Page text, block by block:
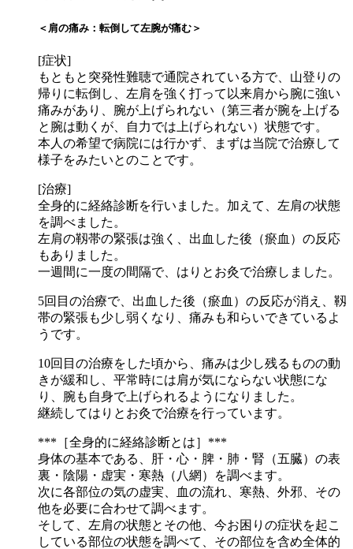
＜肩の痛み：転倒して左腕が痛む＞
[症状]
もともと突発性難聴で通院されている方で、山登りの
帰りに転倒し、左肩を強く打って以来肩から腕に強い
痛みがあり、腕が上げられない（第三者が腕を上げる
と腕は動くが、自力では上げられない）状態です。
本人の希望で病院には行かず、まずは当院で治療して
様子をみたいとのことです。
[治療]
全身的に経絡診断を行いました。加えて、左肩の状態
を調べました。
左肩の靱帯の緊張は強く、出血した後（瘀血）の反応
もありました。
一週間に一度の間隔で、はりとお灸で治療しました。
5回目の治療で、出血した後（瘀血）の反応が消え、靱
帯の緊張も少し弱くなり、痛みも和らいできているよ
うです。
10回目の治療をした頃から、痛みは少し残るものの動
きが緩和し、平常時には肩が気にならない状態にな
り、腕も自身で上げられるようになりました。
継続してはりとお灸で治療を行っています。
***［全身的に経絡診断とは］***
身体の基本である、肝・心・脾・肺・腎（五臓）の表
裏・陰陽・虚実・寒熱（八網）を調べます。
次に各部位の気の虚実、血の流れ、寒熱、外邪、その
他を必要に合わせて調べます。
そして、左肩の状態とその他、今お困りの症状を起こ
している部位の状態を調べて、その部位を含め全体的